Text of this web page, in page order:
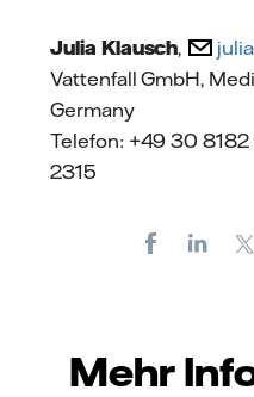
Julia Klausch,
Vattenfall GmbH,
Germany
Telefon: +49 30
2315
Facebook
Mehr